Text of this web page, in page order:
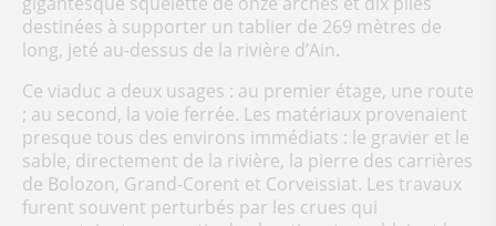
destinées à supporter un tablier de 269 mètres de
long, jeté au-dessus de la rivière d’Ain.
Ce viaduc a deux usages : au premier étage, une route
; au second, la voie ferrée. Les matériaux provenaient
presque tous des environs immédiats : le gravier et le
sable, directement de la rivière, la pierre des carrières
de Bolozon, Grand-Corent et Corveissiat. Les travaux
furent souvent perturbés par les crues qui